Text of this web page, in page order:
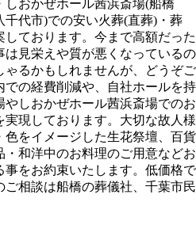
おかぜホール茜浜斎場(船橋
代市)での安い火葬(直葬)・葬
ております。今まで高額だった
見栄えや質が悪くなっているの
るかもしれませんが、どうぞご
の経費削減や、自社ホールを持
しおかぜホール茜浜斎場でのお
現しております。大切な故人様
をイメージした生花祭壇、百貨
・和洋中のお料理のご用意などお
をお約束いたします。低価格で
ご相談は船橋の葬儀社、千葉市民